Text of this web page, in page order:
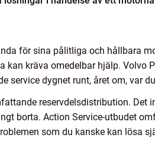
för sina pålitliga och hållbara
kräva omedelbar hjälp. Volvo
dygnet runt, året om, var
reservdelsdistribution. Det
borta. Action Service-utbudet
som du kanske kan lösa